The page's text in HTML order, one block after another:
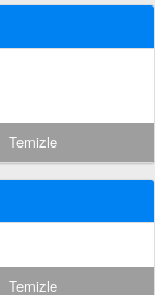
Temizle
Temizle